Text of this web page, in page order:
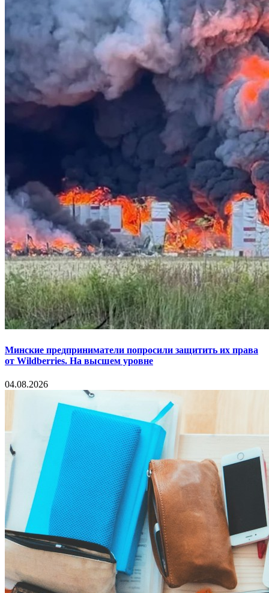
Минские предприниматели попросили защитить их права
от Wildberries. На высшем уровне
04.08.2026